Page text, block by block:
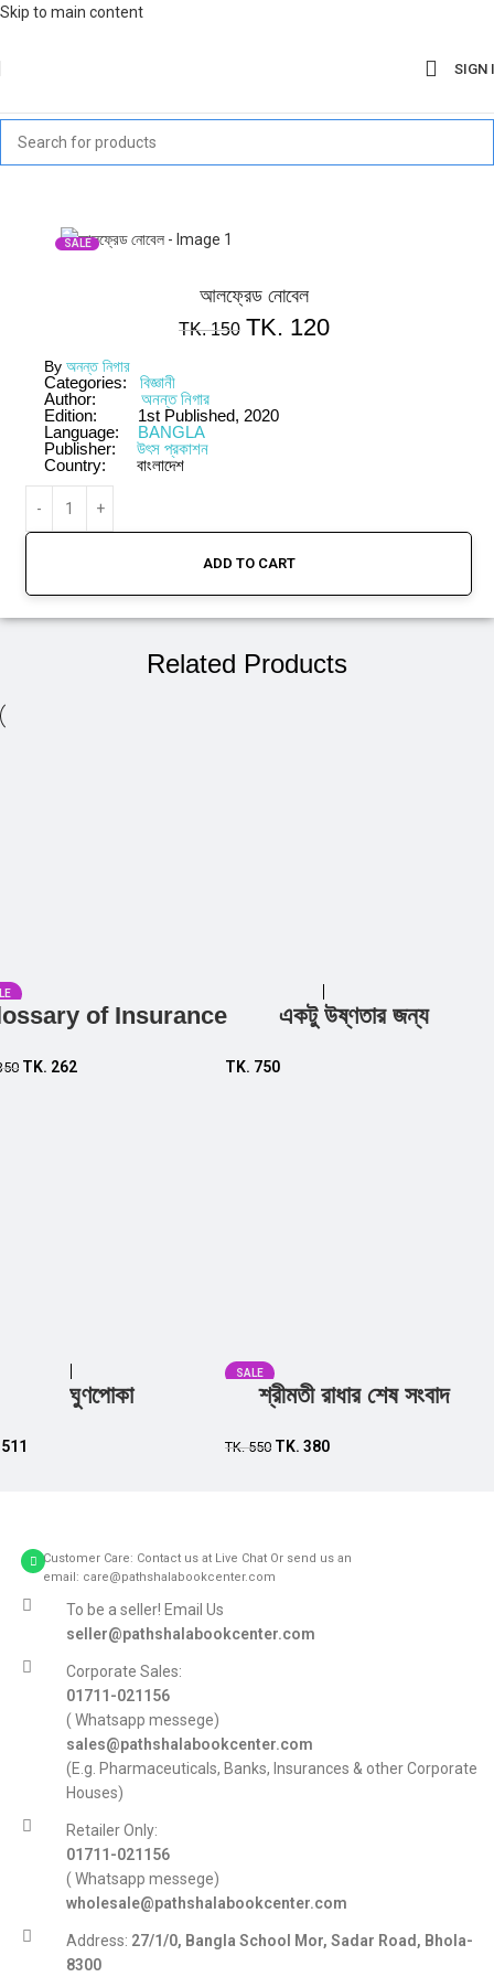
Skip to main content
SIGN
SALE
আলফ্রেড নোবেল
TK.150 TK. 120
By অনন্ত নিগার
Categories:
বিজ্ঞানী
Author:
অনন্ত নিগার
Edition:
1st Published, 2020
Language:
BANGLA
Publisher:
উৎস প্রকাশন
Country:
বাংলাদেশ
ADD TO CART
Related Products
of Insurance
TK. 262
Add to cart
একটু উষ্ণতার জন্য
TK. 750
Add to cart
ঘুণপোকা
511
SALE
শ্রীমতী রাধার শেষ সংবাদ
TK.550 TK. 380
Customer Care: Contact us at Live Chat Or send us an
email: care@pathshalabookcenter.com
To be a seller! Email Us
seller@pathshalabookcenter.com
Corporate Sales:
01711-021156
( Whatsapp messege)
sales@pathshalabookcenter.com
(E.g. Pharmaceuticals, Banks, Insurances & other Corporate
Houses)
Retailer Only:
01711-021156
( Whatsapp messege)
wholesale@pathshalabookcenter.com
Address: 27/1/0, Bangla School Mor, Sadar Road, Bhola-
8300